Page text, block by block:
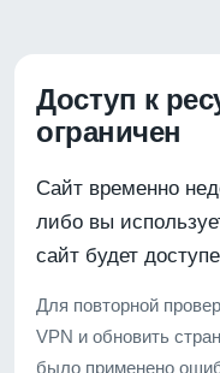
Доступ к
ограничен
Сайт временно
либо вы
сайт будет
Для повторной
VPN и обновить
было применено